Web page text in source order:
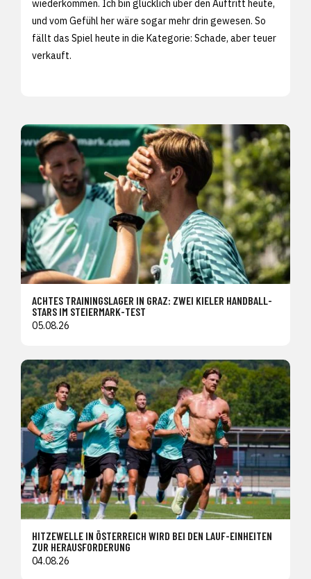
wiederkommen. Ich bin glücklich über den Auftritt heute,
und vom Gefühl her wäre sogar mehr drin gewesen. So
fällt das Spiel heute in die Kategorie: Schade, aber teuer
verkauft.
ACHTES TRAININGSLAGER IN GRAZ: ZWEI KIELER HANDBALL-
STARS IM STEIERMARK-TEST
05.08.26
HITZEWELLE IN ÖSTERREICH WIRD BEI DEN LAUF-EINHEITEN
ZUR HERAUSFORDERUNG
04.08.26